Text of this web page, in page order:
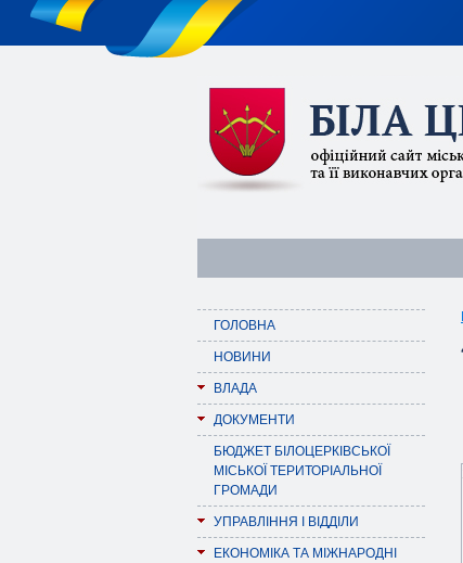
ГОЛОВНА
НОВИНИ
ВЛАДА
ДОКУМЕНТИ
БЮДЖЕТ БІЛОЦЕРКІВСЬКОЇ
МІСЬКОЇ ТЕРИТОРІАЛЬНОЇ
ГРОМАДИ
УПРАВЛІННЯ І ВІДДІЛИ
ЕКОНОМІКА ТА МІЖНАРОДНІ